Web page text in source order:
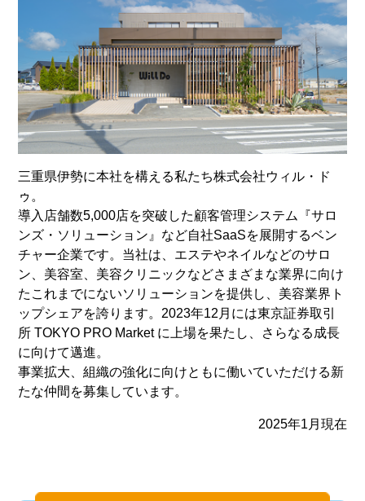
三重県伊勢に本社を構える私たち株式会社ウィル・ド
ゥ。
導入店舗数5,000店を突破した顧客管理システム『サロ
ンズ・ソリューション』など自社SaaSを展開するベン
チャー企業です。当社は、エステやネイルなどのサロ
ン、美容室、美容クリニックなどさまざまな業界に向け
たこれまでにないソリューションを提供し、美容業界ト
ップシェアを誇ります。2023年12月には東京証券取引
所 TOKYO PRO Market に上場を果たし、さらなる成長
に向けて邁進。
事業拡大、組織の強化に向けともに働いていただける新
たな仲間を募集しています。
2025年1月現在